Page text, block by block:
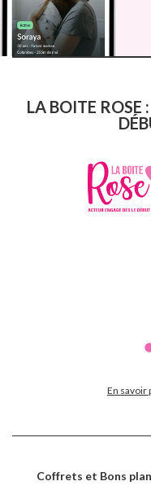
LA BOITE ROSE
En savoir
Coffrets et Bons